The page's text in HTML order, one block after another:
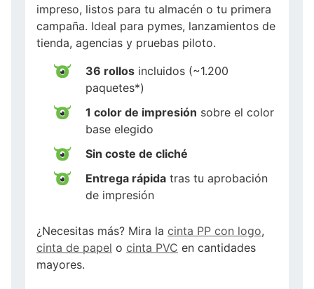
impreso, listos para tu almacén o tu primera
campaña. Ideal para pymes, lanzamientos de
tienda, agencias y pruebas piloto.
36 rollos incluidos (~1.200
paquetes*)
1 color de impresión sobre el color
base elegido
Sin coste de cliché
Entrega rápida tras tu aprobación
de impresión
¿Necesitas más? Mira la cinta PP con logo,
cinta de papel o cinta PVC en cantidades
mayores.